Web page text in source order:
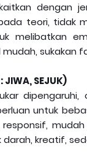
dengan
teori, tidak
melibatkan
sukakan
JIWA, SEJUK)
untuk
darah, kreatif,